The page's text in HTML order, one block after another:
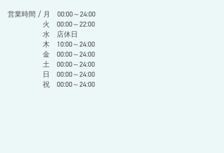
営業時間 / 月 00:00～24:00
火 00:00～22:00
水 店休日
木 10:00～24:00
金 00:00～24:00
土 00:00～24:00
日 00:00～24:00
祝 00:00～24:00